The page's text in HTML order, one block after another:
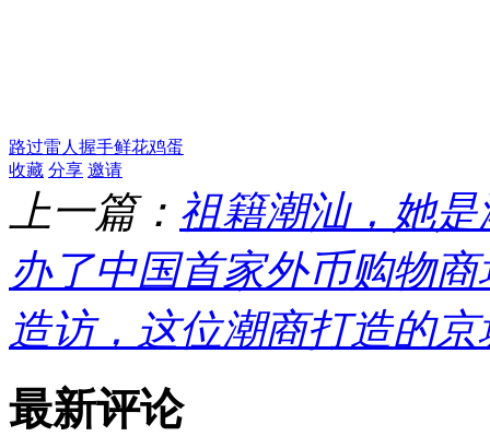
路过雷人 握手鲜花鸡蛋
收藏 分享 邀请
上一篇： 祖籍潮汕，她
办了中国首家外币购物商
造访，这位潮商打造的
最新评论